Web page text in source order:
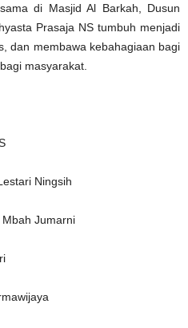
di Masjid Al Barkah, Dusun
Prasaja NS tumbuh menjadi
dan membawa kebahagiaan bagi
masyarakat.
Ningsih
Jumarni